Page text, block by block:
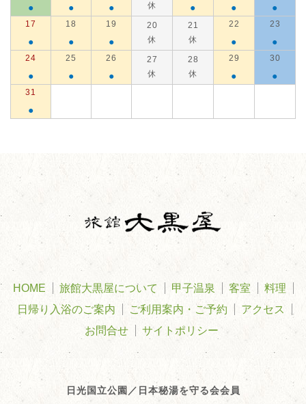
● ● ●
休
● ● ●
17
●
18
●
19
●
20
休
21
休
22
●
23
●
24
●
25
●
26
●
27
休
28
休
29
●
30
●
31
●
HOME 旅館大黒屋について 甲子温泉 客室
料理
日帰り入浴のご案内
ご利用案内・ご予約
アクセス
お問合せ
サイトポリシー
日光国立公園／日本秘湯を守る会会員